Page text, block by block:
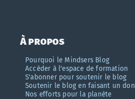
À propos
Pourquoi le Mindsers Blog
Accèder à l'espace de formation
S'abonner pour soutenir le blog
Soutenir le blog en faisant un don
Nos efforts pour la planète